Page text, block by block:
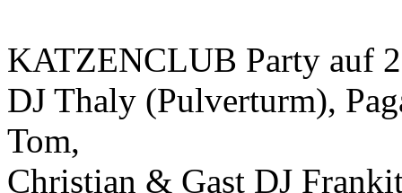
KATZENCLUB Party auf
DJ Thaly (Pulverturm),
Tom,
Christian & Gast DJ